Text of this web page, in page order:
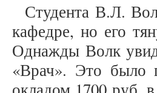
Студента В.Л.
кафедре, но его
Однажды Волк
«Врач». Это было